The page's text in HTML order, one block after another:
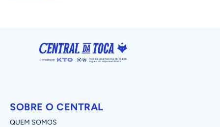
SOBRE O CENTRAL
QUEM SOMOS